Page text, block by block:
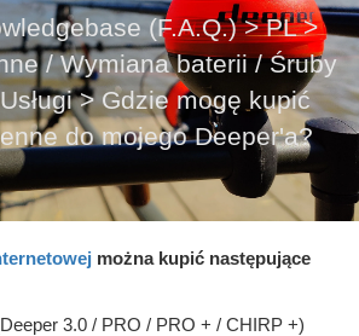
(F.A.Q.) > PL >
/ Wymiana baterii / Śruby
> Gdzie mogę kupić
do mojego Deeper'a?
można kupić następujące
3.0 / PRO / PRO + / CHIRP +)